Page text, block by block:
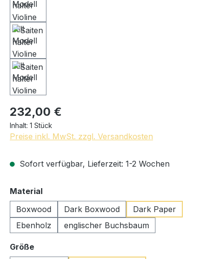
232,00 €
Inhalt: 1 Stück
Preise inkl. MwSt. zzgl. Versandkosten
Sofort verfügbar, Lieferzeit: 1-2 Wochen
Materialauswählen
Boxwood
Dark Boxwood
Dark Paper
Ebenholz
englischer Buchsbaum
Größeauswählen